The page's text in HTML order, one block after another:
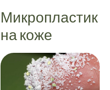
Микропластик
на коже